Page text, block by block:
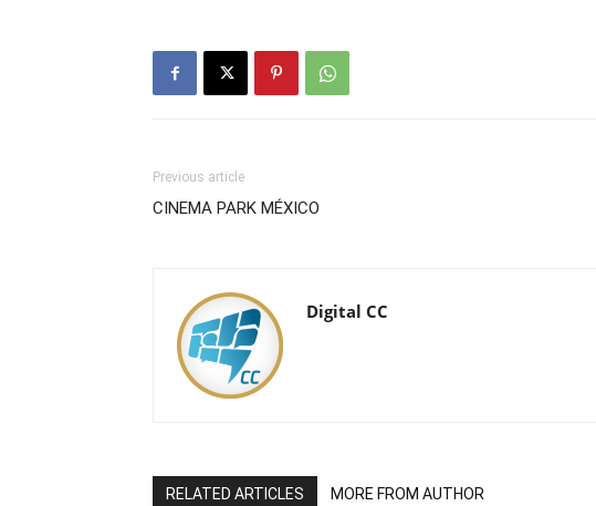
Previous article
CINEMA PARK MÉXICO
Digital CC
RELATED ARTICLES MORE FROM AUTHOR